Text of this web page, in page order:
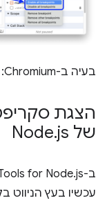
בעיה ב-Chromium: ‏
הצגת
של Node
.js
עכשיו בעץ הניווט